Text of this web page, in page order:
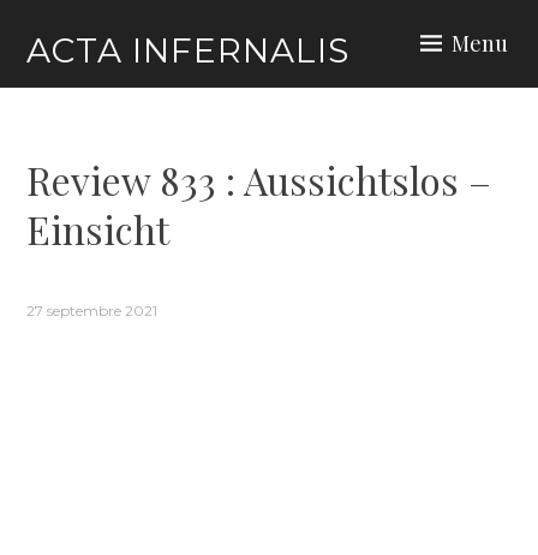
content
ACTA INFERNALIS Menu
Review 833 : Aussichtslos –
Einsicht
27 septembre 2021